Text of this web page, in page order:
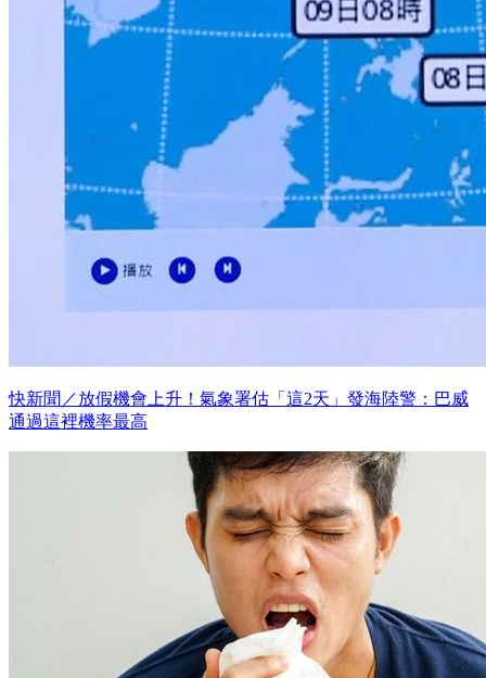
快新聞／放假機會上升！氣象署估「這2天」發海陸警：巴威
通過這裡機率最高